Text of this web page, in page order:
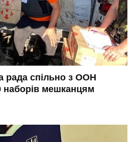
рада спільно з ООН
наборів мешканцям